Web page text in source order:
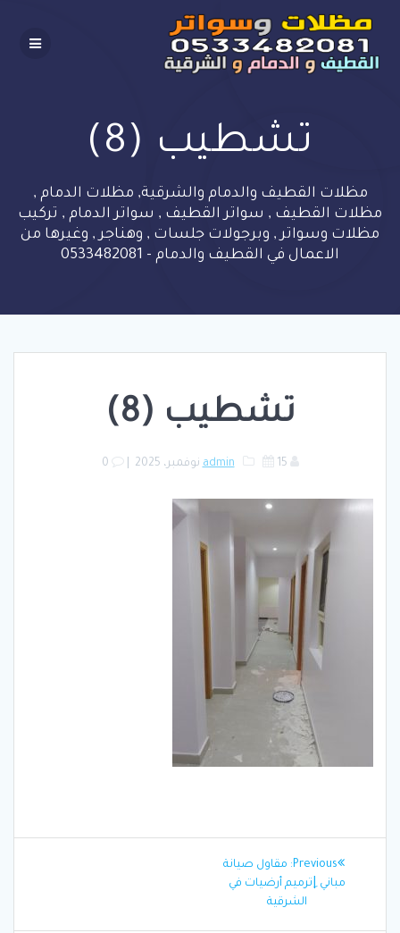
to
content
تشطيب (8)
مظلات القطيف والدمام والشرقية, مظلات الدمام ,
مظلات القطيف , سواتر القطيف , سواتر الدمام , تركيب
مظلات وسواتر , وبرجولات جلسات , وهناجر , وغيرها من
الاعمال في القطيف والدمام - 0533482081
تشطيب (8)
admin 15 نوفمبر، 2025 0
تصفّح
المقالات
Previous:
Previous
post:
مقاول صيانة
مباني |ِترميم أرضيات في
الشرقية